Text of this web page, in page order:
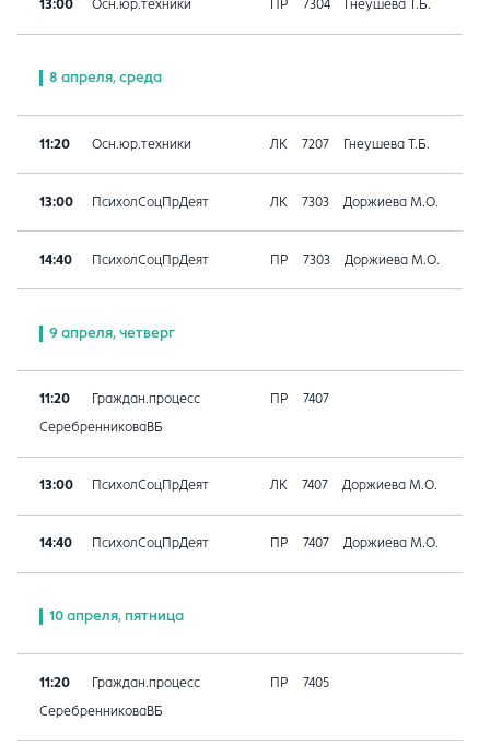
13:00 Осн.юр.техники ПР 7304 Гнеушева Т.Б.
8 апреля, среда
11:20 Осн.юр.техники ЛК 7207 Гнеушева Т.Б.
13:00 ПсихолСоцПрДеят ЛК 7303 Доржиева М.О.
14:40 ПсихолСоцПрДеят ПР 7303 Доржиева М.О.
9 апреля, четверг
11:20 Граждан.процесс ПР 7407
СеребренниковаВБ
13:00 ПсихолСоцПрДеят ЛК 7407 Доржиева М.О.
14:40 ПсихолСоцПрДеят ПР 7407 Доржиева М.О.
10 апреля, пятница
11:20 Граждан.процесс ПР 7405
СеребренниковаВБ